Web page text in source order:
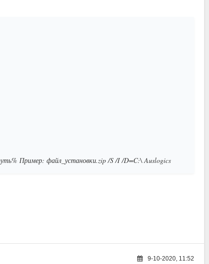
Пример: файл_установки.zip /S /I /D=C:\ Auslogics
9-10-2020, 11:52